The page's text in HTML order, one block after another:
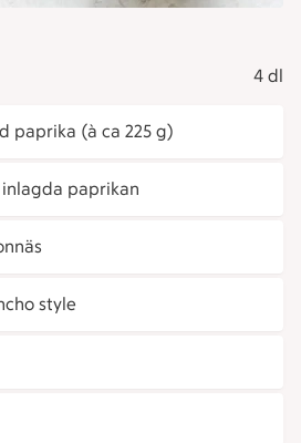
4 dl
paprika (à ca 225 g)
paprikan
style